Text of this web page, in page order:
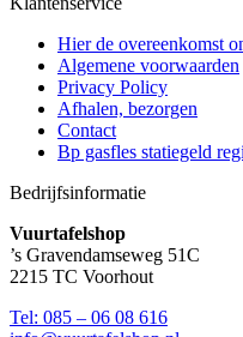
Hier de overeenkomst
Algemene voorwaarden
Privacy Policy
Afhalen, bezorgen
Contact
Bp gasfles statiegeld
Bedrijfsinformatie
Vuurtafelshop
’s Gravendamseweg 51C
2215 TC Voorhout
Tel: 085 – 06 08 616